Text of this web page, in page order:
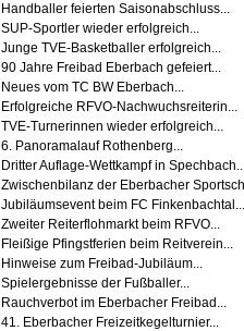
Handballer feierten Saisonabschluss...
SUP-Sportler wieder erfolgreich...
Junge TVE-Basketballer erfolgreich...
90 Jahre Freibad Eberbach gefeiert...
Neues vom TC BW Eberbach...
Erfolgreiche RFVO-Nachwuchsreiterin...
TVE-Turnerinnen wieder erfolgreich...
6. Panoramalauf Rothenberg...
Dritter Auflage-Wettkampf in
Zwischenbilanz der Eberbacher
Jubiläumsevent beim FC Finkenbachtal...
Zweiter Reiterflohmarkt beim RFVO...
Fleißige Pfingstferien beim Reitverein...
Hinweise zum Freibad-Jubiläum...
Spielergebnisse der Fußballer...
Rauchverbot im Eberbacher Freibad...
41. Eberbacher Freizeitkegelturnier...